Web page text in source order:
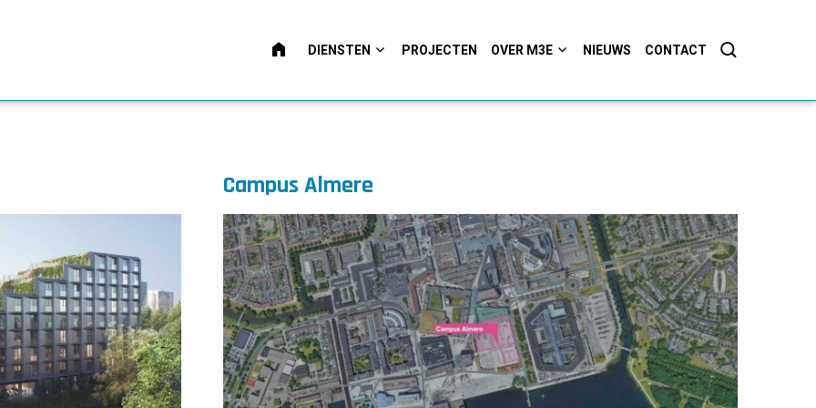
HOMEDIENSTEN PROJECTEN OVER M3E NIEUWS CONTACT
Campus Almere